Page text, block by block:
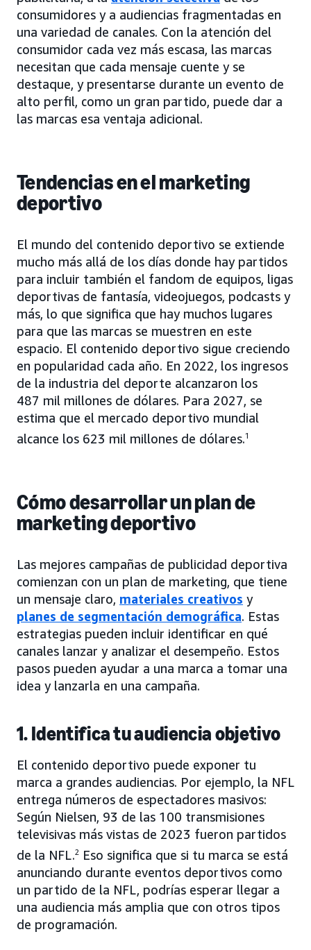
consumidores y a audiencias fragmentadas en
una variedad de canales. Con la atención del
consumidor cada vez más escasa, las marcas
necesitan que cada mensaje cuente y se
destaque, y presentarse durante un evento de
alto perfil, como un gran partido, puede dar a
las marcas esa ventaja adicional.
Tendencias en el marketing
deportivo
El mundo del contenido deportivo se extiende
mucho más allá de los días donde hay partidos
para incluir también el fandom de equipos, ligas
deportivas de fantasía, videojuegos, podcasts y
más, lo que significa que hay muchos lugares
para que las marcas se muestren en este
espacio. El contenido deportivo sigue creciendo
en popularidad cada año. En 2022, los ingresos
de la industria del deporte alcanzaron los
487 mil millones de dólares. Para 2027, se
estima que el mercado deportivo mundial
alcance los 623 mil millones de dólares.1
Cómo desarrollar un plan de
marketing deportivo
Las mejores campañas de publicidad deportiva
comienzan con un plan de marketing, que tiene
un mensaje claro, materiales creativos y
planes de segmentación demográfica. Estas
estrategias pueden incluir identificar en qué
canales lanzar y analizar el desempeño. Estos
pasos pueden ayudar a una marca a tomar una
idea y lanzarla en una campaña.
1. Identifica tu audiencia objetivo
El contenido deportivo puede exponer tu
marca a grandes audiencias. Por ejemplo, la NFL
entrega números de espectadores masivos:
Según Nielsen, 93 de las 100 transmisiones
televisivas más vistas de 2023 fueron partidos
de la NFL.2
Eso significa que si tu marca se está
anunciando durante eventos deportivos como
un partido de la NFL, podrías esperar llegar a
una audiencia más amplia que con otros tipos
de programación.